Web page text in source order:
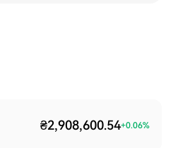
₴2,908,600.54+0.06%